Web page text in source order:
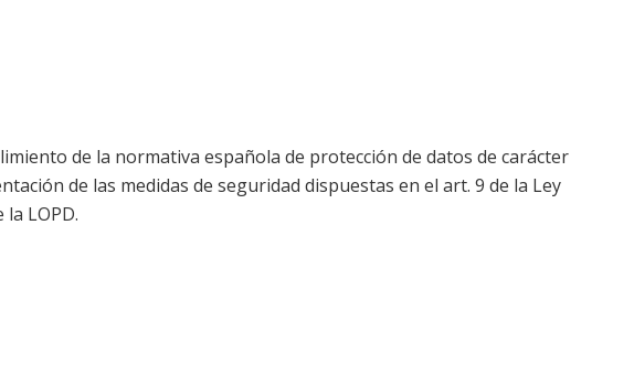
de la normativa española de protección de datos de carácter
de las medidas de seguridad dispuestas en el art. 9 de la Ley
LOPD.